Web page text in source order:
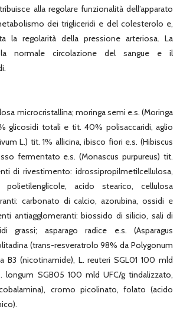
alla regolare funzionalità dell’apparato
dei trigliceridi e del colesterolo e,
la regolarità della pressione arteriosa. La
normale circolazione del sangue e il
microcristallina; moringa semi e.s. (Moringa
glicosidi totali e tit. 40% polisaccaridi, aglio
L.) tit. 1% allicina, ibisco fiori e.s. (Hibiscus
fermentato e.s. (Monascus purpureus) tit.
di rivestimento: idrossipropilmetilcellulosa,
polietilenglicole, acido stearico, cellulosa
carbonato di calcio, azorubina, ossidi e
antiagglomeranti: biossido di silicio, sali di
grassi; asparago radice e.s. (Asparagus
(trans-resveratrolo 98% da Polygonum
B3 (nicotinamide), L. reuteri SGL01 100 mld
longum SGB05 100 mld UFC/g tindalizzato,
cromo picolinato, folato (acido